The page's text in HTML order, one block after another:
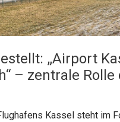
„Airport
– zentrale Rolle
Kassel steht im